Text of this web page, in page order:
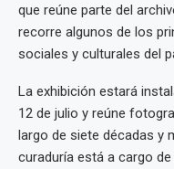
que reúne parte del
recorre algunos de los
sociales y culturales del
La exhibición estará
12 de julio y reúne
largo de siete décadas y
curaduría está a cargo